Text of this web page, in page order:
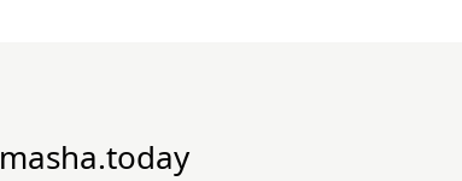
masha.today